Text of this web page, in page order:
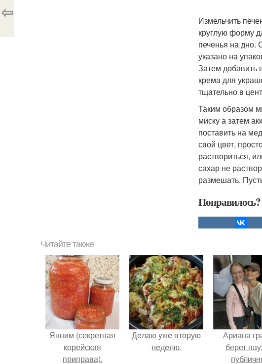
Измельчить
круглую форму
печенья на дно.
указано на
Затем добавить
крема для
тщательно в
Таким образом
миску а затем
поставить на
свой цвет,
раствориться,
сахар не
размешать.
Понравилось?
⇦
Читайте также
Янним (секретная
корейская
приправа).
Дeлaю yжe втopую
нeдeлю.
Ариана
берет